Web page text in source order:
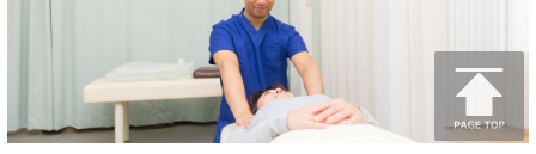
全身の関節バランスの調整